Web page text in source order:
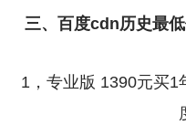
三、百度cdn历史最
1，专业版 1390元买1